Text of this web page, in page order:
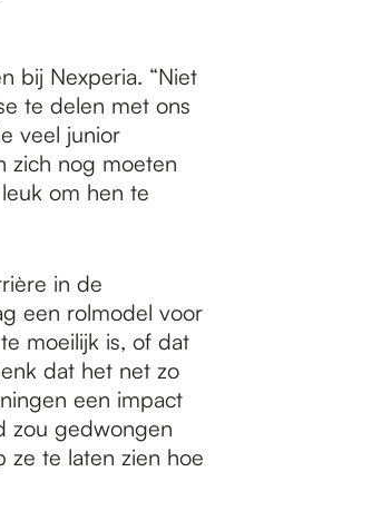
bij Nexperia. “Niet
te delen met ons
veel junior
zich nog moeten
om hen te
in de
een rolmodel voor
moeilijk is, of dat
dat het net zo
een impact
zou gedwongen
ze te laten zien hoe